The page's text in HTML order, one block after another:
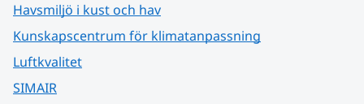
Havsmiljö i kust och hav
Kunskapscentrum för klimatanpassning
Luftkvalitet
SIMAIR